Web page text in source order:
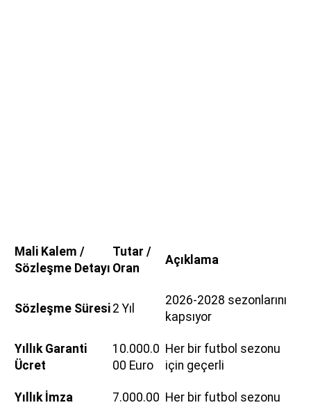
Mali Kalem /
Sözleşme Detayı
Tutar /
Oran
Açıklama
Sözleşme Süresi 2 Yıl
2026-2028 sezonlarını
kapsıyor
Yıllık Garanti
Ücret
10.000.0
00 Euro
Her bir futbol sezonu
için geçerli
Yıllık İmza
7.000.00 Her bir futbol sezonu